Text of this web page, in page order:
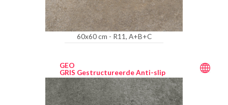
60x60 cm - R11, A+B+C
GEO
GRIS Gestructureerde Anti-slip